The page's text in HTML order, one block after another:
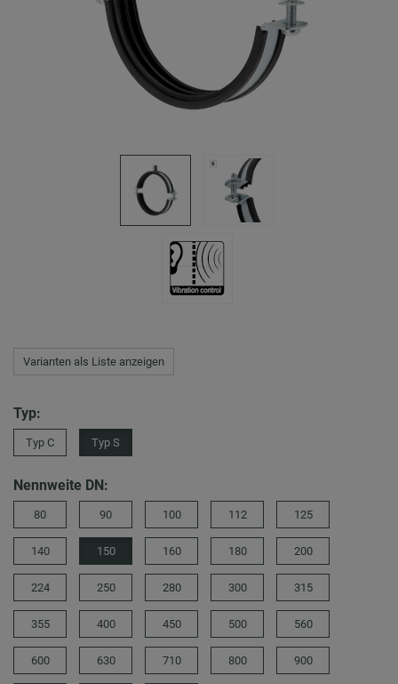
Varianten als Liste anzeigen
Typ:
Typ C Typ S
Nennweite DN:
80 90 100 112 125
140 150 160 180 200
224 250 280 300 315
355 400 450 500 560
600 630 710 800 900